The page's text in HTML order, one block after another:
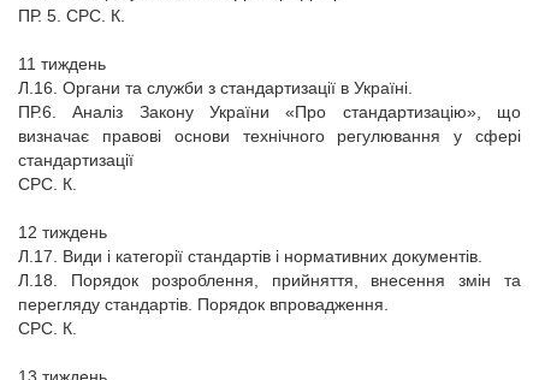
ПР. 5. СРС. К.
11 тиждень
Л.16. Органи та служби з стандартизації в Україні.
ПР.6. Аналіз Закону України «Про стандартизацію», що
визначає правові основи технічного регулювання у сфері
стандартизації
СРС. К.
12 тиждень
Л.17. Види і категорії стандартів і нормативних документів.
Л.18. Порядок розроблення, прийняття, внесення змін та
перегляду стандартів. Порядок впровадження.
СРС. К.